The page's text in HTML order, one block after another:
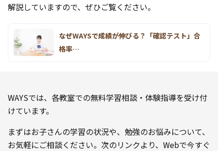
解説していますので、ぜひご覧ください。
なぜWAYSで成績が伸びる？「確認テスト」合
格率…
WAYSでは、各教室での無料学習相談・体験指導を受け付
けています。
まずはお子さんの学習の状況や、勉強のお悩みについて、
お気軽にご相談ください。次のリンクより、Webで今すぐ